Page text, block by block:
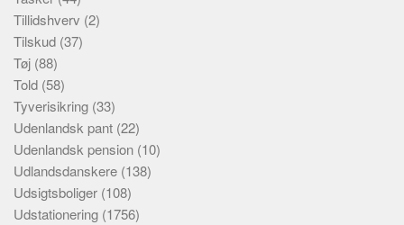
Tillidshverv (2)
Tilskud (37)
Tøj (88)
Told (58)
Tyverisikring (33)
Udenlandsk pant (22)
Udenlandsk pension (10)
Udlandsdanskere (138)
Udsigtsboliger (108)
Udstationering (1756)